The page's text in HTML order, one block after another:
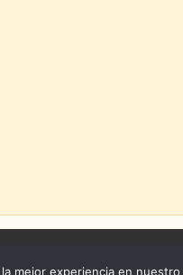
mejor experiencia en